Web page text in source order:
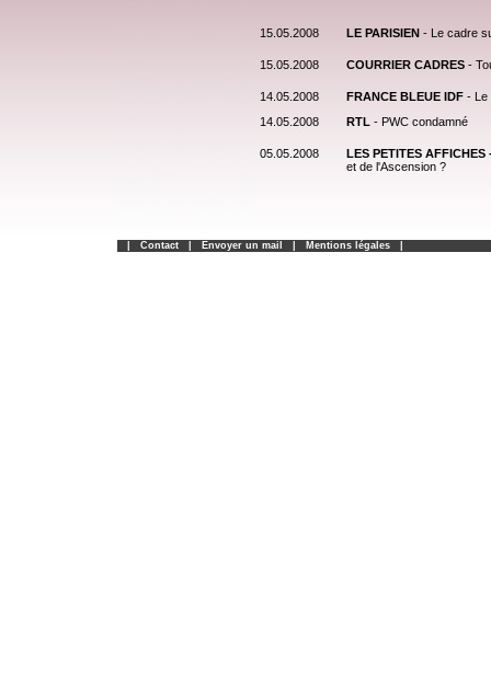
15.05.2008 LE PARISIEN - Le cadre
15.05.2008 COURRIER CADRES -
14.05.2008 FRANCE BLEUE IDF - Le
14.05.2008
RTL - PWC condamné
05.05.2008
LES PETITES AFFICHES
et de l'Ascension ?
Contact| Envoyer un mail Mentions légales|